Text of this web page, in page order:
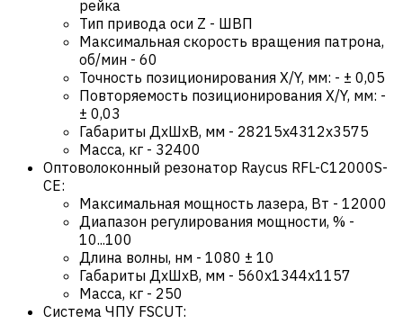
рейка
Тип привода оси Z - ШВП
Максимальная скорость вращения патрона,
об/мин - 60
Точность позиционирования X/Y, мм: - ± 0,05
Повторяемость позиционирования X/Y, мм: -
± 0,03
Габариты ДхШхВ, мм - 28215х4312х3575
Масса, кг - 32400
Оптоволоконный резонатор Raycus RFL-C12000S-
CE:
Максимальная мощность лазера, Вт - 12000
Диапазон регулирования мощности, % -
10...100
Длина волны, нм - 1080 ± 10
Габариты ДхШхВ, мм - 560x1344x1157
Масса, кг - 250
Система ЧПУ FSCUT: